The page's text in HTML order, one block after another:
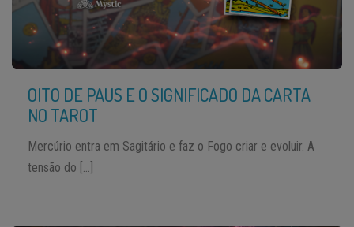
OITO DE PAUS E O SIGNIFICADO DA CARTA
NO TAROT
Mercúrio entra em Sagitário e faz o Fogo criar e evoluir. A
tensão do […]